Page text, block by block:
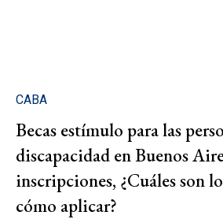
CABA
Becas estímulo para las
discapacidad en Buenos
inscripciones, ¿Cuáles son
cómo aplicar?